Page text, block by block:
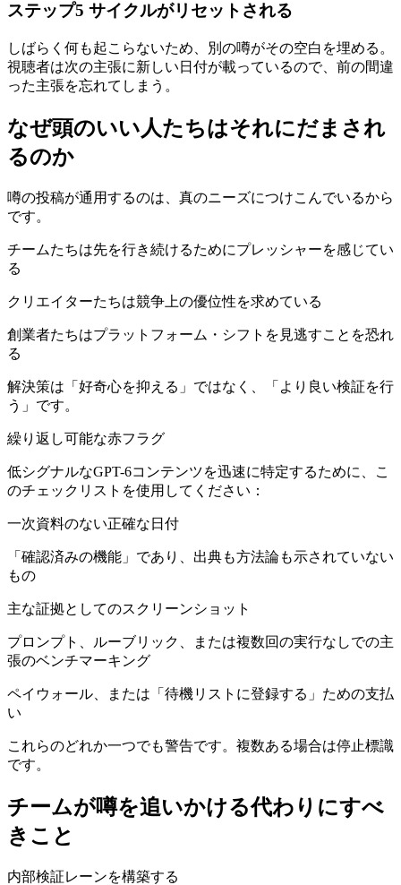
ステップ5 サイクルがリセットされる
しばらく何も起こらないため、別の噂がその空白を埋める。
視聴者は次の主張に新しい日付が載っているので、前の間違
った主張を忘れてしまう。
なぜ頭のいい人たちはそれにだまされ
るのか
噂の投稿が通用するのは、真のニーズにつけこんでいるから
です。
チームたちは先を行き続けるためにプレッシャーを感じてい
る
クリエイターたちは競争上の優位性を求めている
創業者たちはプラットフォーム・シフトを見逃すことを恐れ
る
解決策は「好奇心を抑える」ではなく、「より良い検証を行
う」です。
繰り返し可能な赤フラグ
低シグナルなGPT-6コンテンツを迅速に特定するために、こ
のチェックリストを使用してください：
一次資料のない正確な日付
「確認済みの機能」であり、出典も方法論も示されていない
もの
主な証拠としてのスクリーンショット
プロンプト、ルーブリック、または複数回の実行なしでの主
張のベンチマーキング
ペイウォール、または「待機リストに登録する」ための支払
い
これらのどれか一つでも警告です。複数ある場合は停止標識
です。
チームが噂を追いかける代わりにすべ
きこと
内部検証レーンを構築する